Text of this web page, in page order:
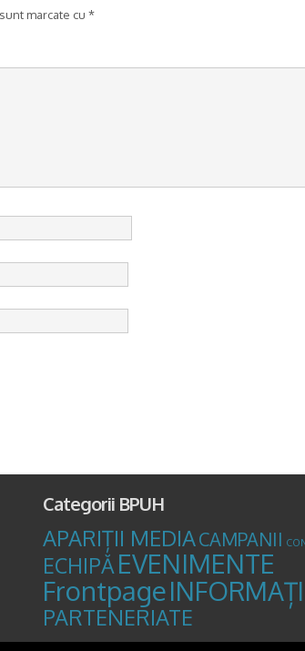
marcate cu*
Categorii BPUH
APARIȚII MEDIACAMPANII
ECHIPĂ EVENIMENTE
Frontpage
PARTENERIATE